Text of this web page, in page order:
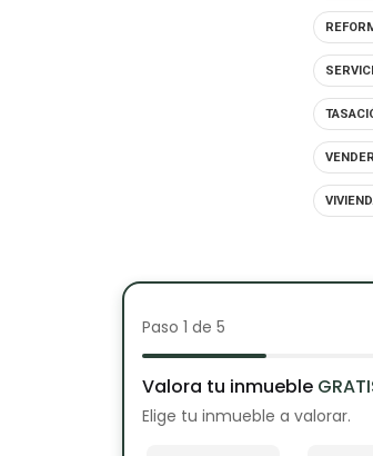
Paso 1 de 5
Valora tu inmueble
Elige tu inmueble a valorar.